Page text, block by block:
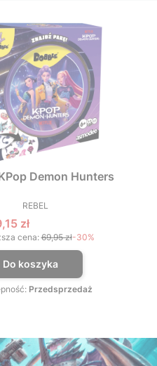
Demon Hunters
PRODUCENT
REBEL
promocyjna
zł
cena: 69,95 zł-30%
Do koszyka
Przedsprzedaż